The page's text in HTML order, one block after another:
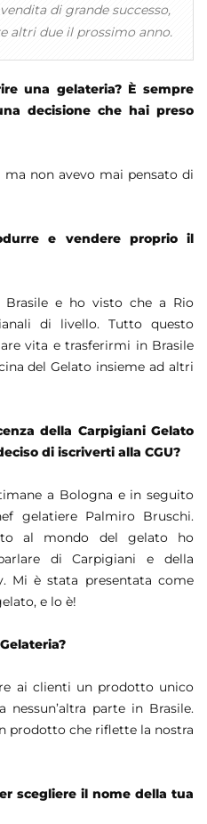
di grande successo,
altri due il prossimo anno.
una gelateria? È sempre
decisione che hai preso
non avevo mai pensato di
e vendere proprio il
Brasile e ho visto che a Rio
di livello. Tutto questo
vita e trasferirmi in Brasile
del Gelato insieme ad altri
della Carpigiani Gelato
di iscriverti alla CGU?
a Bologna e in seguito
gelatiere Palmiro Bruschi.
al mondo del gelato ho
di Carpigiani e della
Mi è stata presentata come
e lo è!
ai clienti un prodotto unico
parte in Brasile.
prodotto che riflette la nostra
scegliere il nome della tua